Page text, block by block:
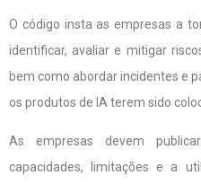
O código insta as empresas a
identificar, avaliar e mitigar
bem como abordar incidentes e
os produtos de IA terem sido
As empresas devem
capacidades, limitações e a